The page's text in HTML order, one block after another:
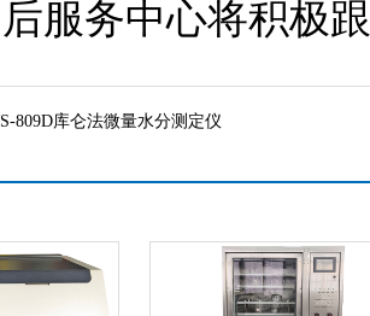
务中心将积极跟
809D库仑法微量水分测定仪